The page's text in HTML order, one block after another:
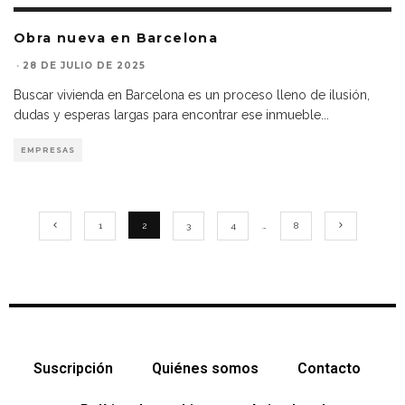
Obra nueva en Barcelona
· 28 DE JULIO DE 2025
Buscar vivienda en Barcelona es un proceso lleno de ilusión,
dudas y esperas largas para encontrar ese inmueble
EMPRESAS
1 2 3 4 8
Suscripción Quiénes somos Contacto